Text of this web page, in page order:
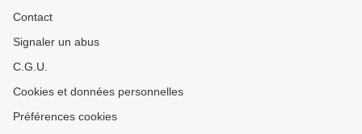
Contact
Signaler un abus
C.G.U.
Cookies et données personnelles
Préférences cookies